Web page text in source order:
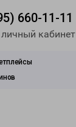
660-11-11
кабинет